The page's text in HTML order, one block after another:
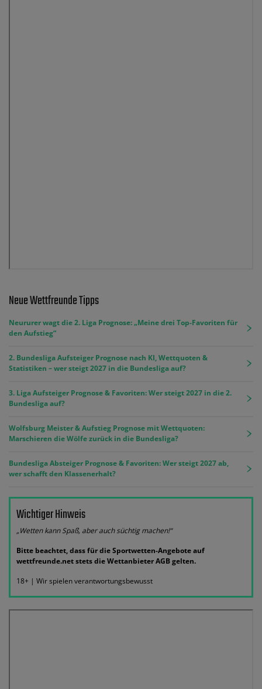
Neue Wettfreunde Tipps
Neururer wagt die 2. Liga Prognose: „Meine drei Top-Favoriten für
den Aufstieg“
2. Bundesliga Aufsteiger Prognose nach KI, Wettquoten &
Statistiken – wer steigt 2027 in die Bundesliga auf?
3. Liga Aufsteiger Prognose & Favoriten: Wer steigt 2027 in die 2.
Bundesliga auf?
Wolfsburg Meister & Aufstieg Prognose mit Wettquoten:
Marschieren die Wölfe zurück in die Bundesliga?
Bundesliga Absteiger Prognose & Favoriten: Wer steigt 2027 ab,
wer schafft den Klassenerhalt?
Wichtiger Hinweis
„Wetten kann Spaß, aber auch süchtig machen!“
Bitte beachtet, dass für die Sportwetten-Angebote auf
wettfreunde.net stets die Wettanbieter AGB gelten.
18+ | Wir spielen verantwortungsbewusst